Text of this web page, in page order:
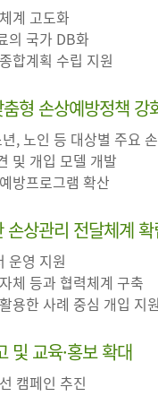
계 고도화
의 국가 DB화
합계획 수립 지원
형 손상예방정책 강
년, 노인 등 대상별 주요
및 개입 모델 개발
방프로그램 확산
상관리 전달체계 확
운영 지원
체 등과 협력체계 구축
용한 사례 중심 개입 지원
및 교육·홍보 확대
캠페인 추진